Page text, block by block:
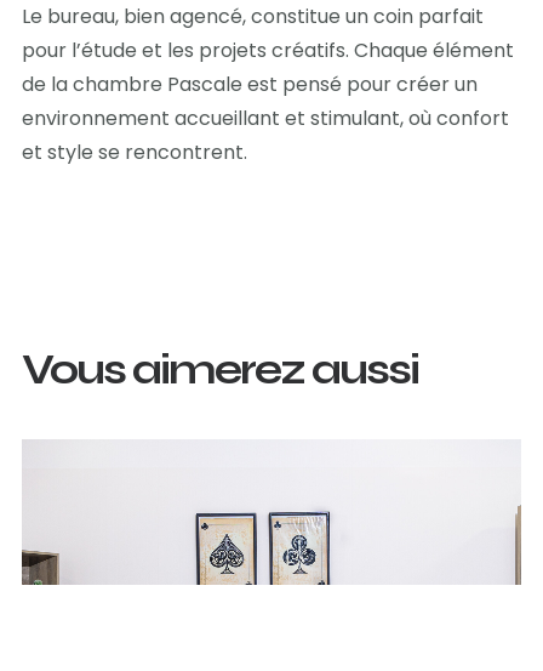
Le bureau, bien agencé, constitue un coin parfait
pour l’étude et les projets créatifs. Chaque élément
de la chambre Pascale est pensé pour créer un
environnement accueillant et stimulant, où confort
et style se rencontrent.
Vous aimerez aussi